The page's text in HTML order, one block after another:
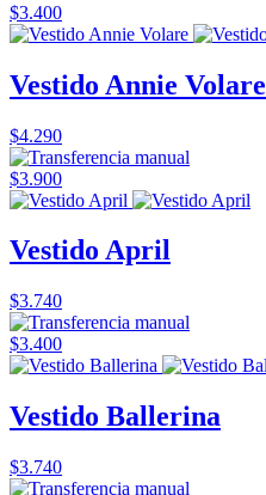
$3.400
Vestido Annie Volare
$4.290
$3.900
Vestido April
$3.740
$3.400
Vestido Ballerina
$3.740